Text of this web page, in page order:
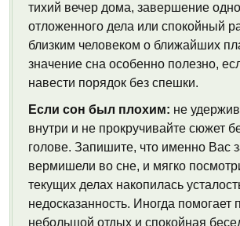
тихий вечер дома, завершение
отложенного дела или спокойный
близким человеком о ближайших
значение сна особенно полезно,
навести порядок без спешки.
Если сон был плохим: не
внутри и не прокручивайте сюжет
голове. Запишите, что именно Вас
вермишели во сне, и мягко
текущих делах накопилась
недосказанность. Иногда помогает
небольшой отдых и спокойная